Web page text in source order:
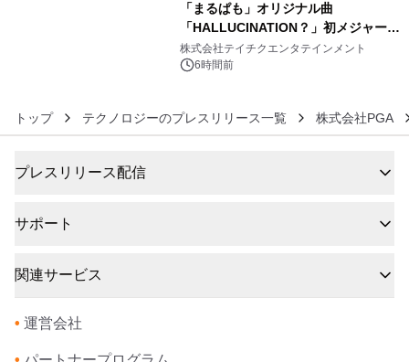
「まるぱも」オリジナル曲
「HALLUCINATION？」初メジャー配
信リリース決定！
株式会社テイチクエンタテインメント
6時間前
トップ テクノロジーのプレスリリース一覧 株式会社PGA
プレスリリース配信
サポート
関連サービス
• 運営会社